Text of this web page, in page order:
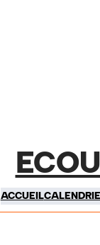
ACCUEIL